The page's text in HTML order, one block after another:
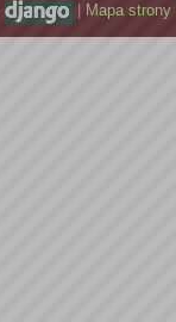
Mapa strony